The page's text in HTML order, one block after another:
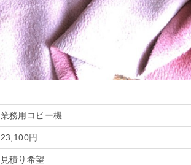
業務用コピー機
23,100円
見積り希望